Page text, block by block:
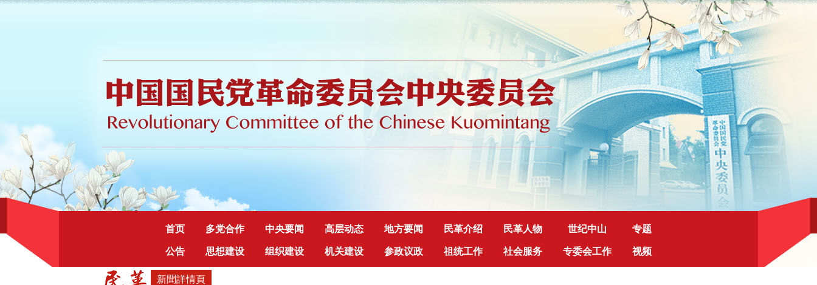
首页 多党合作 中央要闻 高层动态 地方要闻 民革介绍 民革人物 世纪中山 专题
公告 思想建设 组织建设 机关建设 参政议政 祖统工作 社会服务 专委会工作 视频
新聞詳情頁